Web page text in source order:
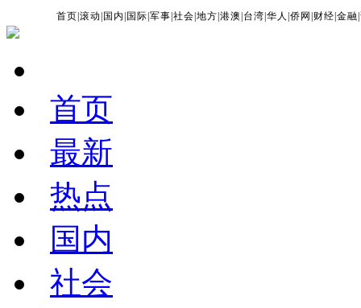
首页 |滚动 国内 国际 |军事 |社会 |地方 |港澳 台湾 |华人 |侨网 财经 |金融 |
首页
最新
热点
国内
社会